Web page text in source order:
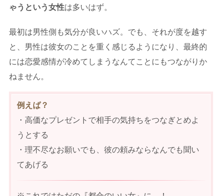
ゃうという女性は多いはず。
最初は男性側も気分が良いハズ。でも、それが度を越す
と、男性は彼女のことを重く感じるようになり、最終的
には恋愛感情が冷めてしまうなんてことにもつながりか
ねません。
例えば？
・高価なプレゼントで相手の気持ちをつなぎとめよ
うとする
・理不尽なお願いでも、彼の頼みならなんでも聞い
てあげる